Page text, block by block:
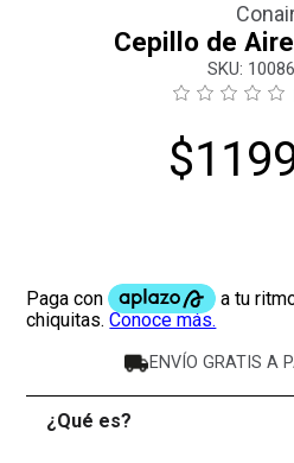
Cepillo de
:
$
ENVÍO GRATIS A
¿Qué es?